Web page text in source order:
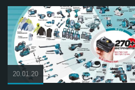
20.01.20